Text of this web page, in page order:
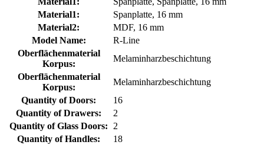
Material1:
Spanplatte, 16 mm
Material2:
MDF, 16 mm
Model Name:
R-Line
Oberflächenmaterial
Korpus:
Melaminharzbeschichtung
Oberflächenmaterial
Korpus:
Melaminharzbeschichtung
Quantity of Doors:
16
Quantity of Drawers:
2
Quantity of Glass Doors:
2
Quantity of Handles:
18